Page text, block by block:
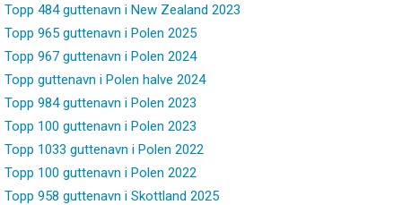
Topp 484 guttenavn i New Zealand 2023
Topp 965 guttenavn i Polen 2025
Topp 967 guttenavn i Polen 2024
Topp guttenavn i Polen halve 2024
Topp 984 guttenavn i Polen 2023
Topp 100 guttenavn i Polen 2023
Topp 1033 guttenavn i Polen 2022
Topp 100 guttenavn i Polen 2022
Topp 958 guttenavn i Skottland 2025